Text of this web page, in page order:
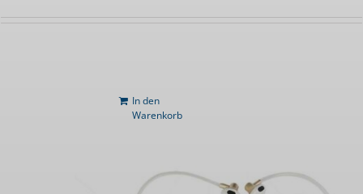
In den
Warenkorb